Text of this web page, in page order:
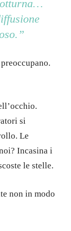
si
Le
Incasina i
le stelle.
non in modo